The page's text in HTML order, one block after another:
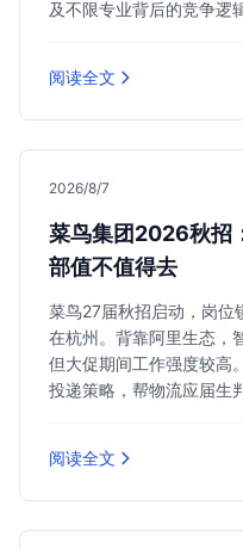
及不限专业背后的竞争逻
阅读全文
2026/8/7
菜鸟集团2026秋招
部值不值得去
菜鸟27届秋招启动，岗位
在杭州。背靠阿里生态，
但大促期间工作强度较高
投递策略，帮物流应届生
阅读全文